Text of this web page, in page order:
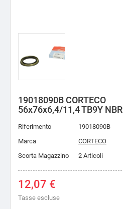
19018090B CORTECO
56x76x6,4/11,4 TB9Y NBR
Riferimento
19018090B
Marca
CORTECO
Scorta Magazzino
2 Articoli
12,07 €
Tasse escluse